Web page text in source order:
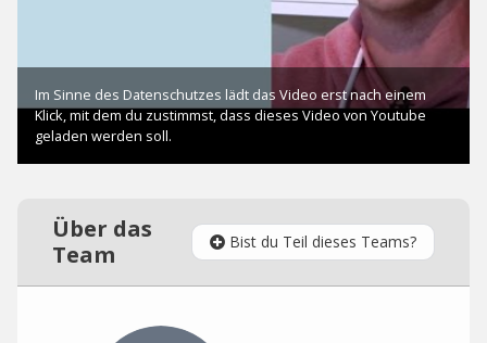
Über das
Team
Bist du Teil dieses Teams?